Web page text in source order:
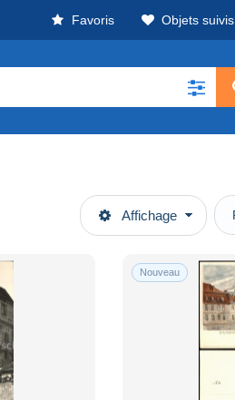
Favoris Objets suivis
Affichage
Nouveau